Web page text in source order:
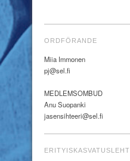
ORDFÖRANDE
Miia Immonen
pj@sel.fi
MEDLEMSOMBUD
Anu Suopanki
jasensihteeri@sel.fi
ERITYISKASVATUSLEHTI